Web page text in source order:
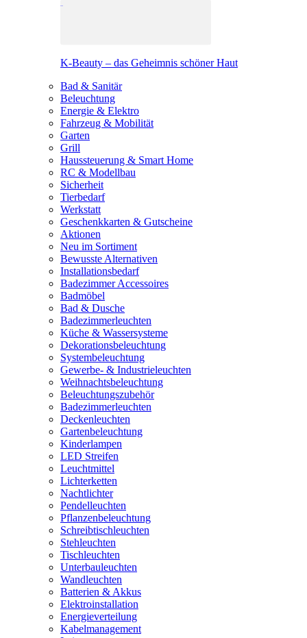
K-Beauty – das Geheimnis schöner Haut
Bad & Sanitär
Beleuchtung
Energie & Elektro
Fahrzeug & Mobilität
Garten
Grill
Haussteuerung & Smart Home
RC & Modellbau
Sicherheit
Tierbedarf
Werkstatt
Geschenkkarten & Gutscheine
Aktionen
Neu im Sortiment
Bewusste Alternativen
Installationsbedarf
Badezimmer Accessoires
Badmöbel
Bad & Dusche
Badezimmerleuchten
Küche & Wassersysteme
Dekorationsbeleuchtung
Systembeleuchtung
Gewerbe- & Industrieleuchten
Weihnachtsbeleuchtung
Beleuchtungszubehör
Badezimmerleuchten
Deckenleuchten
Gartenbeleuchtung
Kinderlampen
LED Streifen
Leuchtmittel
Lichterketten
Nachtlichter
Pendelleuchten
Pflanzenbeleuchtung
Schreibtischleuchten
Stehleuchten
Tischleuchten
Unterbauleuchten
Wandleuchten
Batterien & Akkus
Elektroinstallation
Energieverteilung
Kabelmanagement